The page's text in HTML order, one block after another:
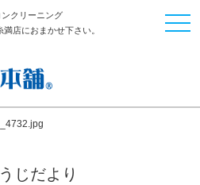
クリーニング
店におまかせ下さい。
じだより